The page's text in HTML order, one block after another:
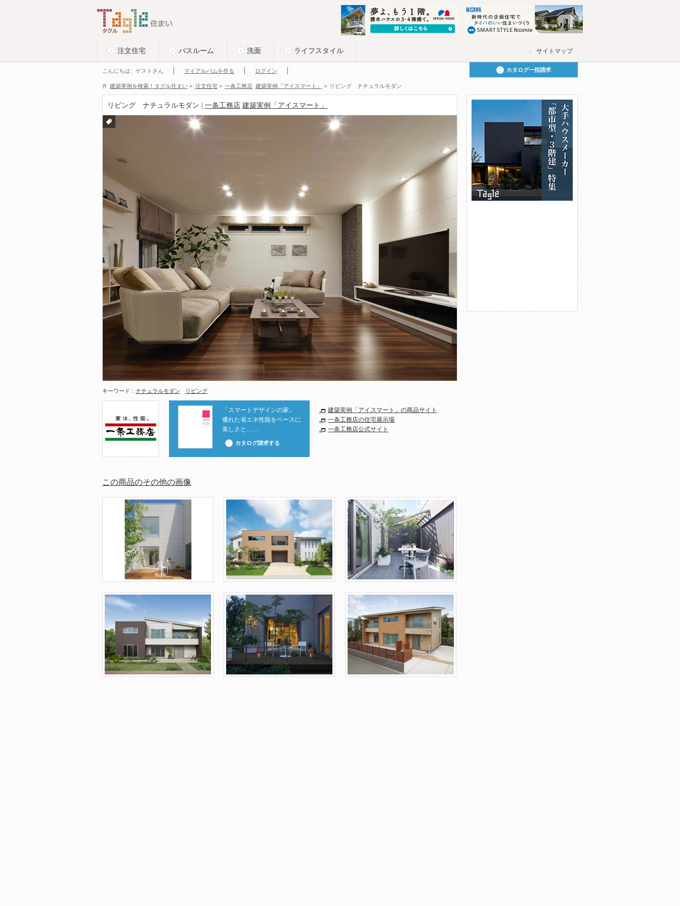
Tagle タグル 住まい
注文住宅 バスルーム 洗面 ライフスタイル サイトマップ
カタログ一括請求
こんにちは、ゲストさん マイアルバムを作る ログイン
建築実例を検索！タグル住まい > 注文住宅> 一条工務店 建築実例「アイスマート」 > リビング ナチュラルモダン
リビング ナチュラルモダン | 一条工務店 建築実例「アイスマート」
キーワード： ナチュラルモダン リビング
「スマートデザインの家」
優れた省エネ性能をベースに
美しさと……
カタログ請求する
建築実例「アイスマート」の商品サイト
一条工務店の住宅展示場
一条工務店公式サイト
この商品のその他の画像